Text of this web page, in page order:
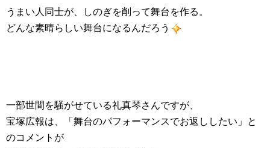
うまい人同士が、しのぎを削って舞台を作る。
どんな素晴らしい舞台になるんだろう
一部世間を騒がせている礼真琴さんですが、
宝塚広報は、「舞台のパフォーマンスでお返ししたい」と
のコメントが